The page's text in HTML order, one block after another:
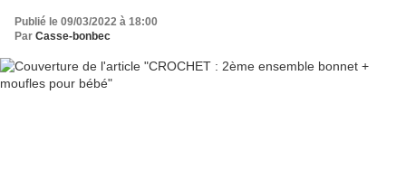
Publié le 09/03/2022 à 18:00
Par Casse-bonbec